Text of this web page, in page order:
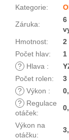
Kategorie:
Záruka:
6
Hmotnost:
2
Počet hlav:
1
?
Hlava :
Počet rolen:
3
? Výkon :
?
Regulace
otáček:
Výkon na
otáčku: